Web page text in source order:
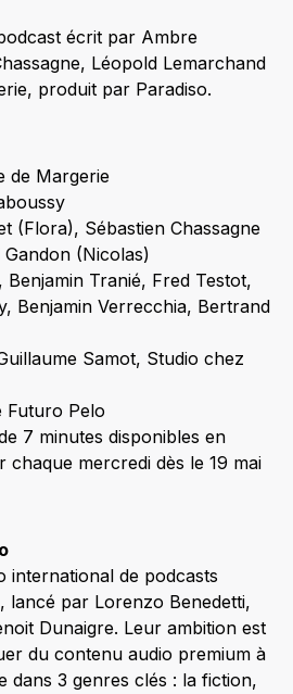
écrit par Ambre
Léopold Lemarchand
produit par Paradiso.
de Margerie
(Flora), Sébastien Chassagne
(Nicolas)
Benjamin Tranié, Fred Testot,
Benjamin Verrecchia, Bertrand
Samot, Studio chez
Futuro Pelo
7 minutes disponibles en
chaque mercredi dès le 19 mai
international de podcasts
lancé par Lorenzo Benedetti,
Dunaigre. Leur ambition est
du contenu audio premium à
dans 3 genres clés : la fiction,